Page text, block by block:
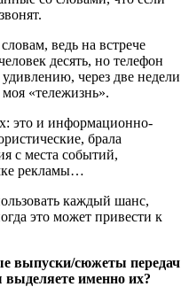
ведь на встрече
десять, но телефон
через две недели
«тележизнь».
это и информационно-
брала
с места событий,
рекламы…
каждый шанс,
это может привести к
выпуски/сюжеты передач
именно их?